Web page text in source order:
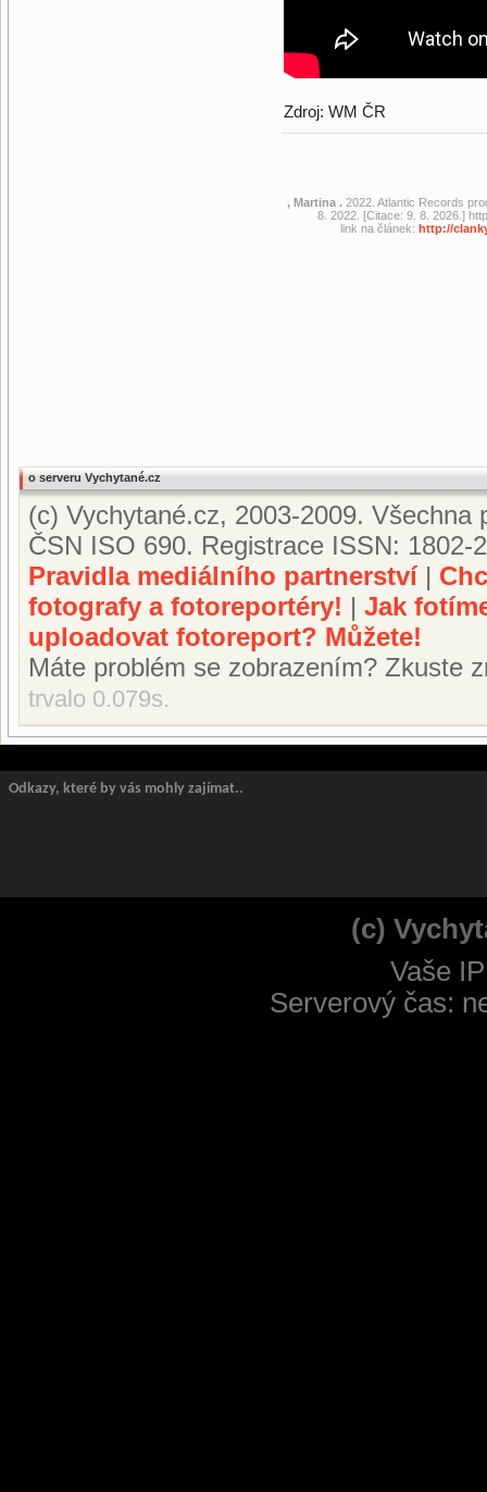
Zdroj: WM ČR
, Martina . 2022. Atlantic Records
8. 2022. [Citace: 9. 8. 2026.]
link na článek: http://
o serveru Vychytané.cz
(c) Vychytané.cz, 2003-2009.
ČSN ISO 690. Registrace ISSN: 1802-
Pravidla mediálního partnerství|
fotografy a fotoreportéry! | Jak
uploadovat fotoreport? Můžete!
Máte problém se zobrazením? Zkuste
trvalo 0.079s.
Odkazy, které by vás mohly zajímat..
(c)
Vaše
Serverový čas: